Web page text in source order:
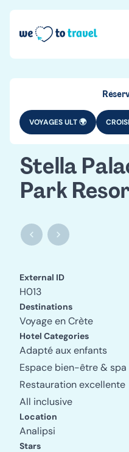
Aller au contenu principal
VOYAGES ULT 🌍
Stella
Park
Stella Palace Aqua Park
Stella Palace
External ID
H013
Destinations
Voyage en Crète
Hotel Categories
Adapté aux enfants
Espace bien-être & spa
Restauration excellente
All inclusive
Location
Analipsi
Stars